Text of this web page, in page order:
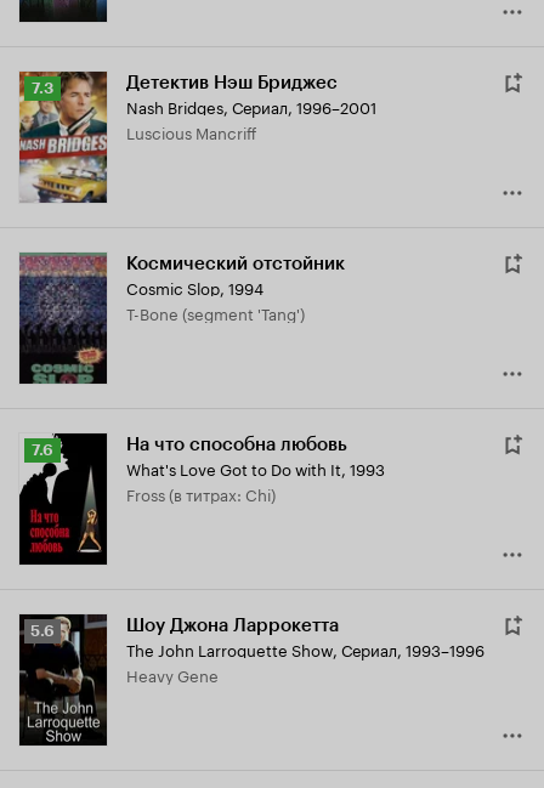
Рейтинг
Кинопоиска
7.3
7.3 Детектив Нэш Бриджес
Nash Bridges, Сериал, 1996–2001
Luscious Mancriff
Космический отстойник
Cosmic Slop, 1994
T-Bone (segment 'Tang')
Рейтинг
Кинопоиска
7.6
7.6 На что способна любовь
What's Love Got to Do with It, 1993
Fross (в титрах: Chi)
Рейтинг
Кинопоиска
5.6
5.6 Шоу Джона Ларрокетта
The John Larroquette Show, Сериал, 1993–1996
Heavy Gene